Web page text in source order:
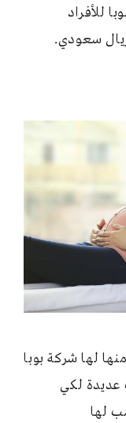
للأفراد
لها شركة بوبا
عديدة لكي
لها